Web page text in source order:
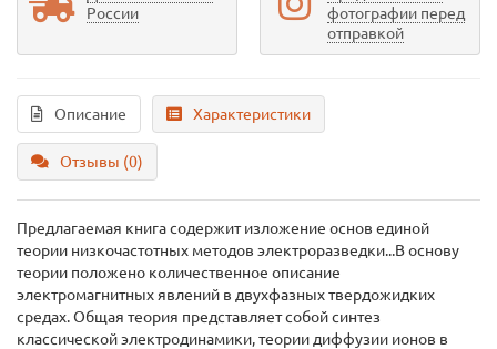
России
фотографии перед
отправкой
Описание Характеристики
Отзывы (0)
Предлагаемая книга содержит изложение основ единой
теории низкочастотных методов электроразведки...В основу
теории положено количественное описание
электромагнитных явлений в двухфазных твердожидких
средах. Общая теория представляет собой синтез
классической электродинамики, теории диффузии ионов в